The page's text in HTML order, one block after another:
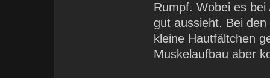
Rumpf. Wobei es
gut aussieht. Bei
kleine Hautfältchen
Muskelaufbau aber